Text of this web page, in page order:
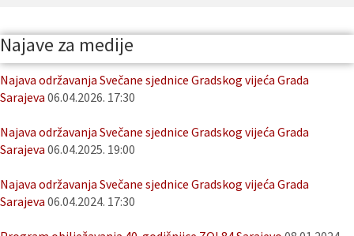
Najave za medije
Najava održavanja Svečane sjednice Gradskog vijeća Grada
Sarajeva 06.04.2026. 17:30
Najava održavanja Svečane sjednice Gradskog vijeća Grada
Sarajeva 06.04.2025. 19:00
Najava održavanja Svečane sjednice Gradskog vijeća Grada
Sarajeva 06.04.2024. 17:30